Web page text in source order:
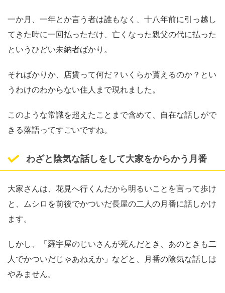
一か月、一年とか言う者は誰もなく、十八年前に引っ越し
てきた時に一回払っただけ、亡くなった親父の代に払った
というひどい未納者ばかり。
そればかりか、店賃って何だ？いくらか貰えるのか？とい
うわけのわからない住人まで現れました。
このような常識を超えたことまで含めて、自在な話しがで
きる落語ってすごいですね。
わざと陰気な話しをして大家をからかう月番
大家さんは、花見へ行くんだから明るいことを言って歩け
と、ムシロを前後でかついだ長屋の二人の月番に話しかけ
ます。
しかし、「羅宇屋のじいさんが死んだとき、あのときも二
人でかついだじゃあねえか」などと、月番の陰気な話しは
やみません。